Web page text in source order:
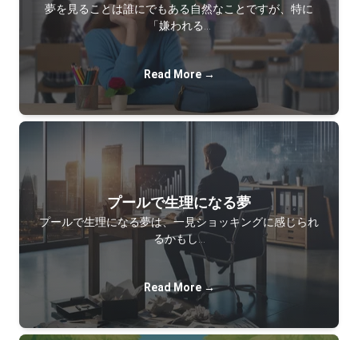
夢を見ることは誰にでもある自然なことですが、特に
「嫌われる…
Read More →
プールで生理になる夢
プールで生理になる夢は、一見ショッキングに感じられ
るかもし…
Read More →